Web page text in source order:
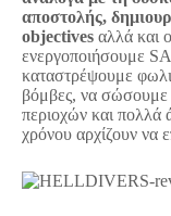
αποστολής,
objectives αλλά και
ενεργοποιήσουμε
καταστρέψουμε
βόμβες, να
περιοχών και πολλά
χρόνου αρχίζουν να